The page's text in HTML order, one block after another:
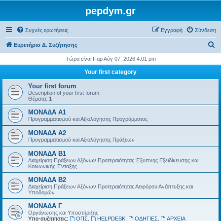
pepdym.gr
Συχνές ερωτήσεις Σύνδεση
Εγγραφή
Ευρετήριο Δ. Συζήτησης
ζ
τ
σ
Τώρα είναι Παρ Αύγ 07, 2026 4:01 pm
Your first category
Your first forum
Description of your first forum.
Θέματα: 1
ΜΟΝΑΔΑ Α1
Προγραμματισμού και Αξιολόγησης Προγράμματος
ΜΟΝΑΔΑ Α2
Προγραμματισμού και Αξιολόγησης Πράξεων
ΜΟΝΑΔΑ Β1
Διαχείριση Πράξεων Αξόνων Προτεραιότητας Έξυπνης Εξειδίκευσης και
Κοινωνικής Ένταξης
ΜΟΝΑΔΑ Β2
Διαχείριση Πράξεων Αξόνων Προτεραιότητας Αειφόρου Ανάπτυξης και
Υποδομών
ΜΟΝΑΔΑ Γ
Οργάνωσης και Υποστήριξης
Υπο-συζητήσεις:
ΟΠΣ HELPDESK, ΟΔΗΓΙΕΣ ΑΡΧΕΙΑ